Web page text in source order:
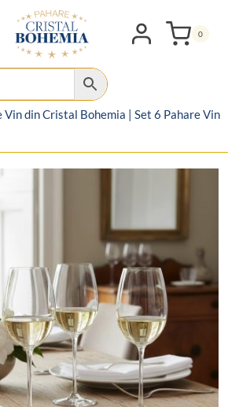
0
Vin din Cristal Bohemia | Set 6 Pahare Vin